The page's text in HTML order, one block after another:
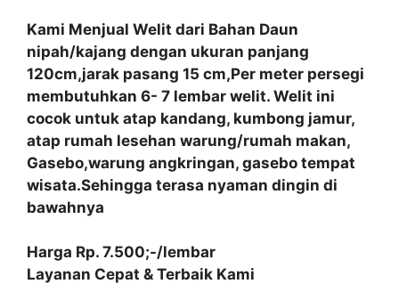
Kami Menjual Welit dari Bahan Daun
nipah/kajang dengan ukuran panjang
120cm,jarak pasang 15 cm,Per meter persegi
membutuhkan 6- 7 lembar welit. Welit ini
cocok untuk atap kandang, kumbong jamur,
atap rumah lesehan warung/rumah makan,
Gasebo,warung angkringan, gasebo tempat
wisata.Sehingga terasa nyaman dingin di
bawahnya
Harga Rp. 7.500;-/lembar
Layanan Cepat & Terbaik Kami